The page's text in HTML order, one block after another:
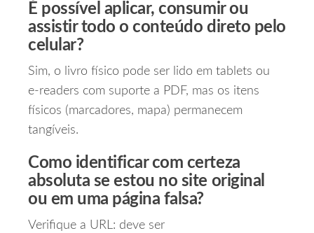
É possível aplicar, consumir ou
assistir todo o conteúdo direto pelo
celular?
Sim, o livro físico pode ser lido em tablets ou
e‑readers com suporte a PDF, mas os itens
físicos (marcadores, mapa) permanecem
tangíveis.
Como identificar com certeza
absoluta se estou no site original
ou em uma página falsa?
Verifique a URL: deve ser